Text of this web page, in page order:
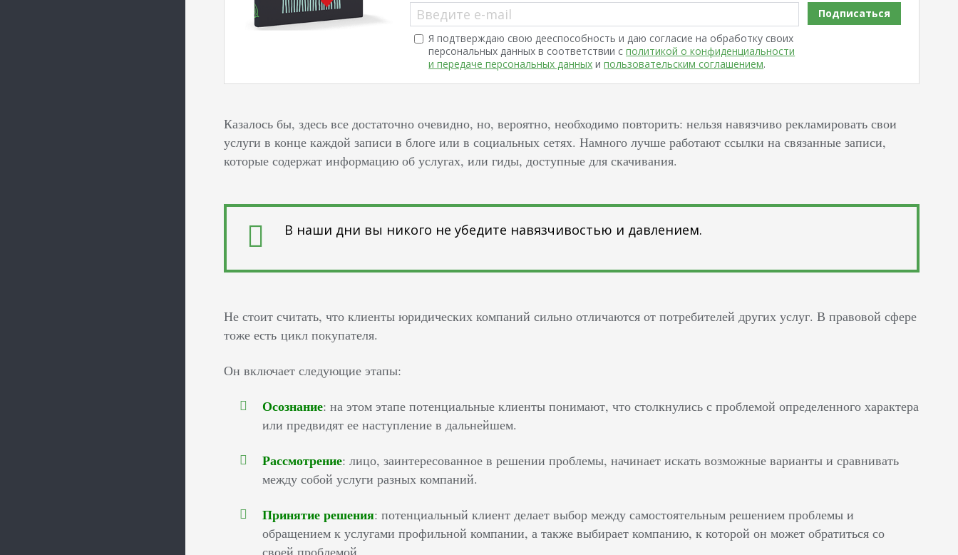
Введите e-mail
Я подтверждаю свою дееспособность и даю согласие на обработку своих
персональных данных в соответствии сполитикой о конфиденциальности
и передаче персональных данных ипользовательским соглашением.
Подписаться
Казалось бы, здесь все достаточно очевидно, но, вероятно, необходимо повторить: нельзя навязчиво рекламировать свои
услуги в конце каждой записи в блоге или в социальных сетях. Намного лучше работают ссылки на связанные записи,
которые содержат информацию об услугах, или гиды, доступные для скачивания.
В наши дни вы никого не убедите навязчивостью и давлением.
Не стоит считать, что клиенты юридических компаний сильно отличаются от потребителей других услуг. В правовой сфере
тоже есть цикл покупателя.
Он включает следующие этапы:
Осознание: на этом этапе потенциальные клиенты понимают, что столкнулись с проблемой определенного характера
или предвидят ее наступление в дальнейшем.
Рассмотрение: лицо, заинтересованное в решении проблемы, начинает искать возможные варианты и сравнивать
между собой услуги разных компаний.
Принятие решения: потенциальный клиент делает выбор между самостоятельным решением проблемы и
обращением к услугами профильной компании, а также выбирает компанию, к которой он может обратиться со